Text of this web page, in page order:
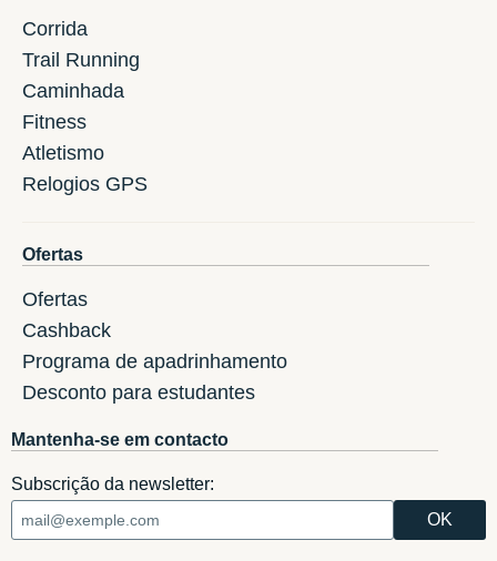
Corrida
Trail Running
Caminhada
Fitness
Atletismo
Relogios GPS
Ofertas
Ofertas
Cashback
Programa de apadrinhamento
Desconto para estudantes
Mantenha-se em contacto
Subscrição da newsletter: